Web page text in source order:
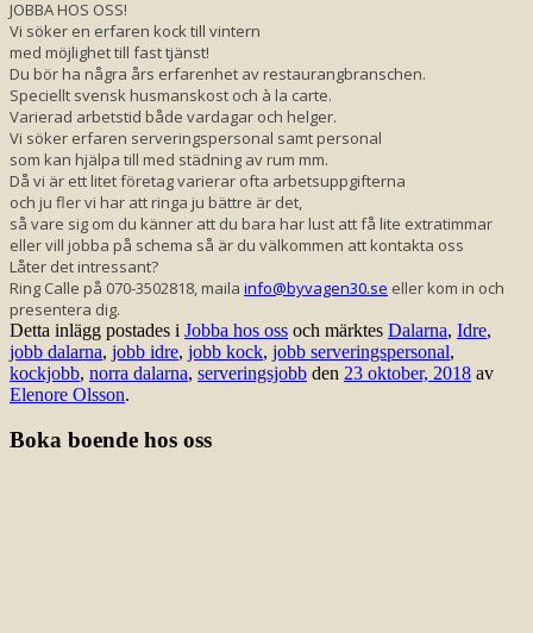
JOBBA HOS OSS!
Vi söker en erfaren kock till vintern
med möjlighet till fast tjänst!
Du bör ha några års erfarenhet av restaurangbranschen.
Speciellt svensk husmanskost och à la carte.
Varierad arbetstid både vardagar och helger.
Vi söker erfaren serveringspersonal samt personal
som kan hjälpa till med städning av rum mm.
Då vi är ett litet företag varierar ofta arbetsuppgifterna
och ju fler vi har att ringa ju bättre är det,
så vare sig om du känner att du bara har lust att få lite extratimmar
eller vill jobba på schema så är du välkommen att kontakta oss
Låter det intressant?
Ring Calle på 070-3502818, maila info@byvagen30.se eller kom in och
presentera dig.
Detta inlägg postades i Jobba hos oss och märktes Dalarna, Idre,
jobb dalarna, jobb idre, jobb kock, jobb serveringspersonal,
kockjobb, norra dalarna, serveringsjobb den 23 oktober, 2018 av
Elenore Olsson.
Boka boende hos oss